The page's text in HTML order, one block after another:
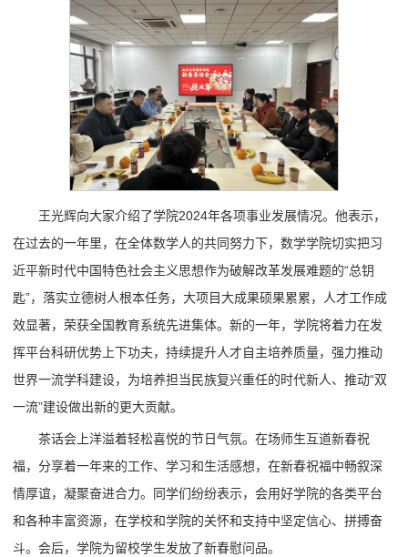
王光辉向大家介绍了学院2024年各项事业发展情况。他表示，
在过去的一年里，在全体数学人的共同努力下，数学学院切实把习
近平新时代中国特色社会主义思想作为破解改革发展难题的“总钥
匙”，落实立德树人根本任务，大项目大成果硕果累累，人才工作成
效显著，荣获全国教育系统先进集体。新的一年，学院将着力在发
挥平台科研优势上下功夫，持续提升人才自主培养质量，强力推动
世界一流学科建设，为培养担当民族复兴重任的时代新人、推动“双
一流”建设做出新的更大贡献。
茶话会上洋溢着轻松喜悦的节日气氛。在场师生互道新春祝
福，分享着一年来的工作、学习和生活感想，在新春祝福中畅叙深
情厚谊，凝聚奋进合力。同学们纷纷表示，会用好学院的各类平台
和各种丰富资源，在学校和学院的关怀和支持中坚定信心、拼搏奋
斗。会后，学院为留校学生发放了新春慰问品。